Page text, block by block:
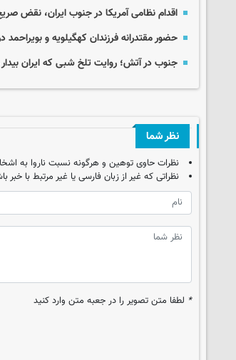
اقدام نظامی آمریکا در جنوب ایران، نقض
حضور مقتدرانه فرزندان کهگیلویه و
جنوب در آتش؛ روایت تلخ شبی که ایران بیدار
نظر شما
نظرات حاوی توهین و هرگونه نسبت ناروا به
نظراتی که غیر از زبان فارسی یا غیر مرتبط با
* لطفا متن تصویر را در جعبه متن وارد کنید